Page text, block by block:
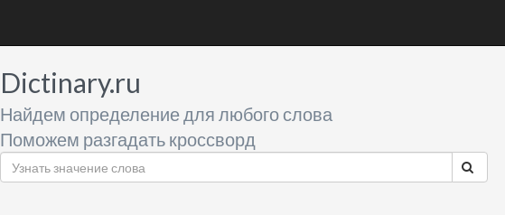
Dictinary.ru
Найдем определение для любого слова
Поможем разгадать кроссворд